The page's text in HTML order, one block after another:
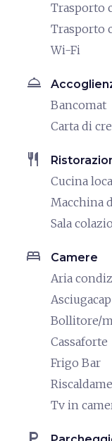
Trasporto
Trasporto
Wi-Fi
room_service
Bancomat
Carta di
restaurant
Cucina
Macchina
Sala
bed Camere
Aria
Bollitore/
Cassaforte
Frigo Bar
Tv in